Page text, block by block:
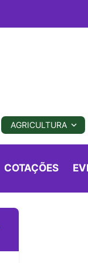
NOTÍCIAS
Fotos
Vídeos
AGRICULTURA
COTAÇÕES